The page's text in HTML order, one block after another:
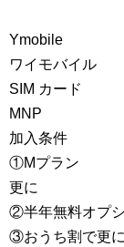
Ymobile
ワイモバイル
SIM カード
MNP
加入条件
①Mプラン
更に
②半年無料オプ
③おうち割で更